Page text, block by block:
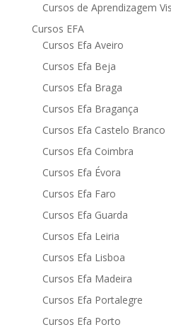
Cursos de Aprendizagem
Cursos EFA
Cursos Efa Aveiro
Cursos Efa Beja
Cursos Efa Braga
Cursos Efa Bragança
Cursos Efa Castelo Branco
Cursos Efa Coimbra
Cursos Efa Évora
Cursos Efa Faro
Cursos Efa Guarda
Cursos Efa Leiria
Cursos Efa Lisboa
Cursos Efa Madeira
Cursos Efa Portalegre
Cursos Efa Porto